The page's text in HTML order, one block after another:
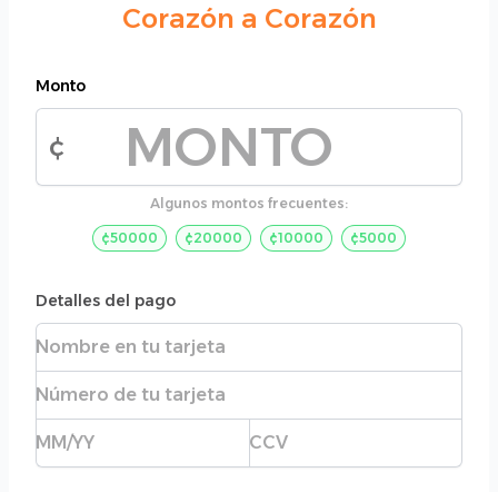
Corazón a Corazón
Monto
Monto de la donación
¢
Algunos montos frecuentes:
¢50000 ¢20000 ¢10000 ¢5000
Detalles del pago
Nombre completo
Número de tarjeta
Fecha de expiración CVC